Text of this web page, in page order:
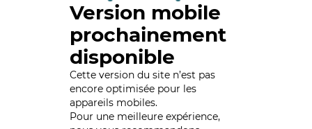
Version mobile
prochainement
disponible
Cette version du site n’est pas
encore optimisée pour les
appareils mobiles.
Pour une meilleure expérience,